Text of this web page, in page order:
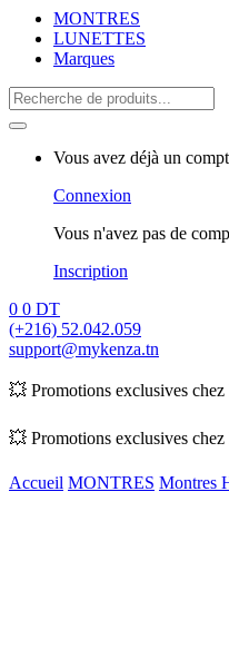
MONTRES
LUNETTES
Marques
Search
for:
Vous avez déjà un
Connexion
Vous n'avez pas de
Inscription
0 0 DT
(+216) 52.042.059
support@mykenza.tn
💥 Promotions exclusives
💥 Promotions exclusives
Accueil MONTRES Montres